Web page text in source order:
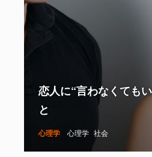
心理学 心理学 社会
恋人に“言わなくても
と